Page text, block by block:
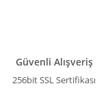
Güvenli Alışveriş
256bit SSL Sertifikası